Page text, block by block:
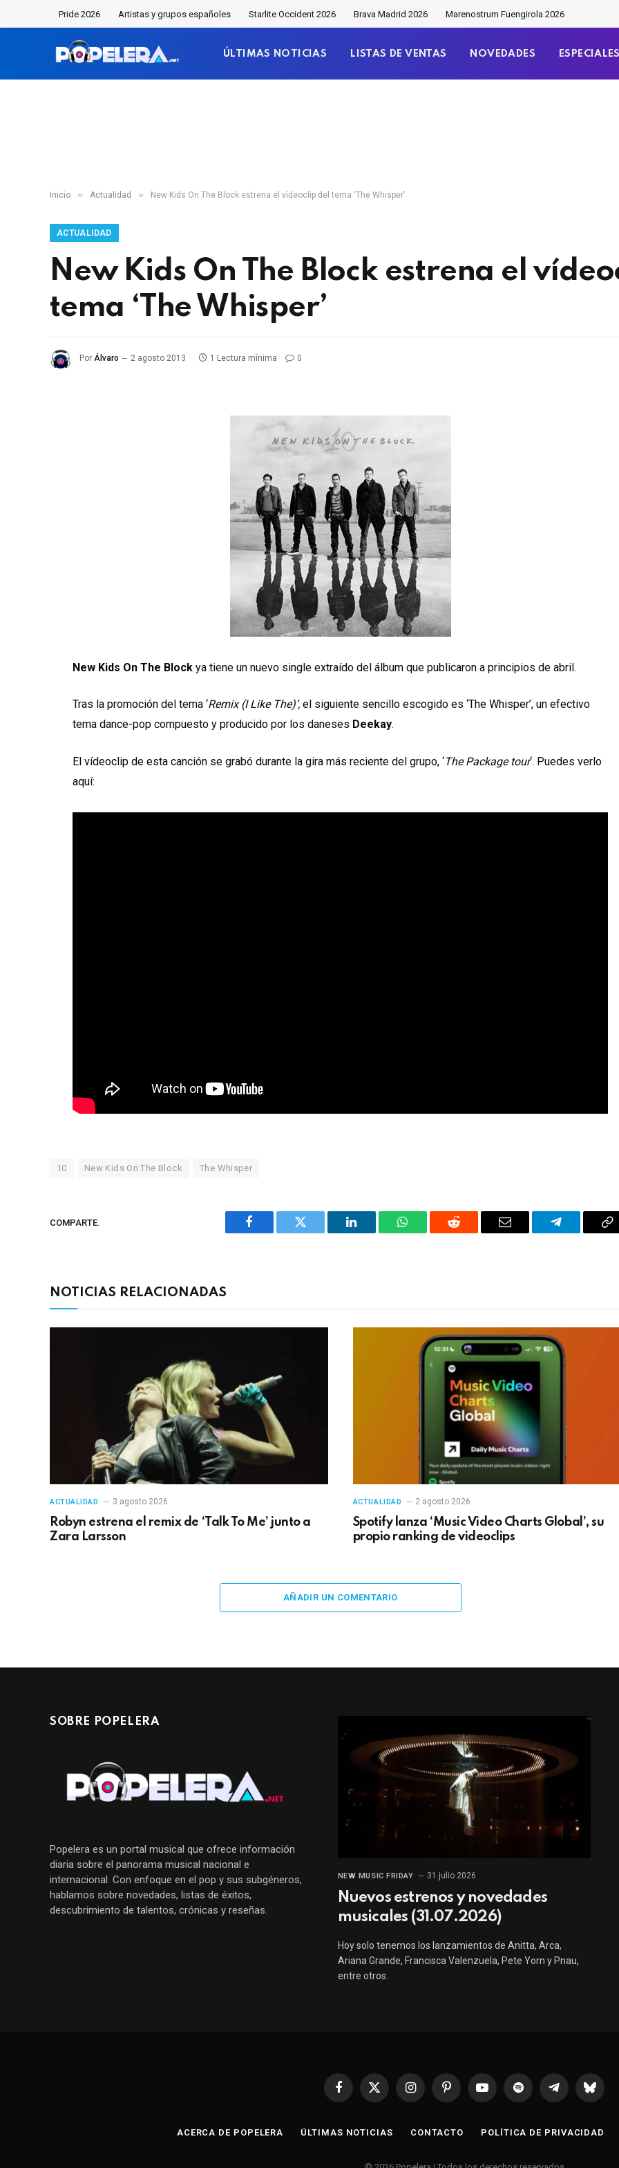
Pride 2026 Artistas y grupos españoles Starlite Occident 2026 Brava Madrid 2026 Marenostrum Fuengirola 2026
ÚLTIMAS NOTICIAS LISTAS DE VENTAS NOVEDADES
Inicio » Actualidad » New Kids On The Block estrena el vídeoclip del tema ‘The Whisper’
ACTUALIDAD
New Kids On The Block estrena el
tema ‘The Whisper’
Por Álvaro 2 agosto 2013 1 Lectura mínima 0
New Kids On The Block ya tiene un nuevo single extraído del álbum que publicaron a principios de abril.
Tras la promoción del tema ‘Remix (I Like The)’,el siguiente sencillo escogido es ‘The Whisper’, un efectivo
tema dance-pop compuesto y producido por los daneses Deekay.
El vídeoclip de esta canción se grabó durante la gira más reciente del grupo, ‘The Package tour‘. Puedes verlo
aquí:
10 New Kids On The Block The Whisper
COMPARTE.
Facebook Twitter LinkedIn WhatsAppReddit
Correo
Telegrama
NOTICIAS RELACIONADAS
ACTUALIDAD 3 agosto 2026
Robyn estrena el remix de ‘Talk To Me’ junto a
Zara Larsson
ACTUALIDAD 2 agosto 2026
Spotify lanza ‘Music Video Charts Global’, su
propio ranking de videoclips
AÑADIR UN COMENTARIO
SOBRE POPELERA
Popelera es un portal musical que ofrece información
diaria sobre el panorama musical nacional e
internacional. Con enfoque en el pop y sus subgéneros,
hablamos sobre novedades, listas de éxitos,
descubrimiento de talentos, crónicas y reseñas.
NEW MUSIC FRIDAY 31 julio 2026
Nuevos estrenos y novedades
musicales (31.07.2026)
Hoy solo tenemos los lanzamientos de Anitta, Arca,
Ariana Grande, Francisca Valenzuela, Pete Yorn y Pnau,
entre otros.
Facebook
X
InstagramPinterestYouTubeSpotify Telegrama
ACERCA DE POPELERA ÚLTIMAS NOTICIAS CONTACTO POLÍTICA DE PRIVACIDAD